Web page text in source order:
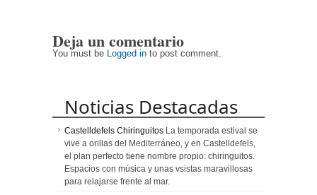
Deja un comentario
You must be Logged in to post comment.
Noticias Destacadas
Castelldefels Chiringuitos La temporada estival se
vive a orillas del Mediterráneo, y en Castelldefels,
el plan perfecto tiene nombre propio: chiringuitos.
Espacios con música y unas vsistas maravillosas
para relajarse frente al mar.